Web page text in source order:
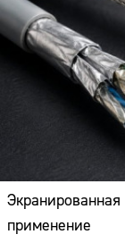
применение